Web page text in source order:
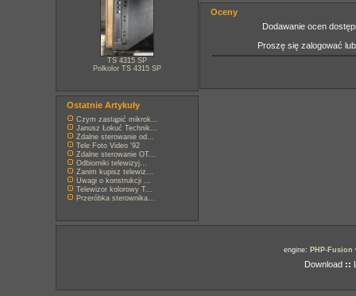
TS 4315 SP
Polkolor TS 4315 SP
Ostatnie Artykuły
Czym zastąpić mikrok...
Janusz Łokuć Technik...
Zdalne sterowanie od...
Tele Foto Video '92
Zdalne sterowanie OT...
Odbiorniki telewizyj...
Zanim kupisz telewiz...
Uwagi o konstrukcji ...
Telewizor kolorowy T...
Przeróbka sterownika...
Oceny
Dodawanie ocen
Proszę się zalogować
engine: PHP-Fusion
Download ::